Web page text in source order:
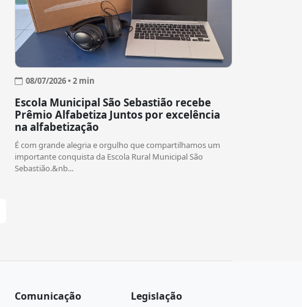
08/07/2026 • 2 min
Escola Municipal São Sebastião recebe
Prêmio Alfabetiza Juntos por excelência
na alfabetização
É com grande alegria e orgulho que compartilhamos um
importante conquista da Escola Rural Municipal São
Sebastião.&nb...
Comunicação
Legislação